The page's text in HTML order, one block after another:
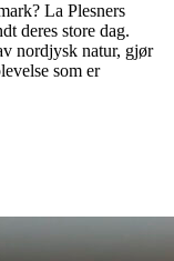
La Plesners
deres store dag.
nordjysk natur, gjør
som er